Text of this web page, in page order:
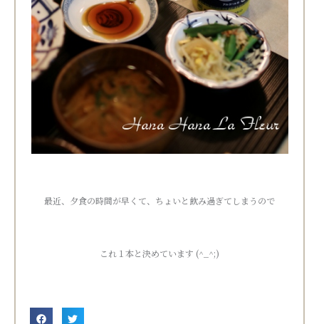
最近、夕食の時間が早くて、ちょいと飲み過ぎてしまうので
これ１本と決めています (^_^;)